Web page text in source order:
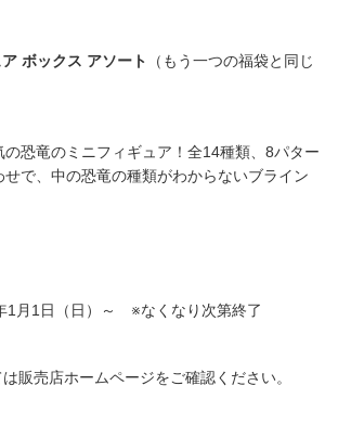
ボックス アソート
（もう一つの福袋と同じ
恐竜のミニフィギュア！全14種類、8パター
せで、中の恐竜の種類がわからないブライン
1月1日（日）～ ※なくなり次第終了
販売店ホームページをご確認ください。